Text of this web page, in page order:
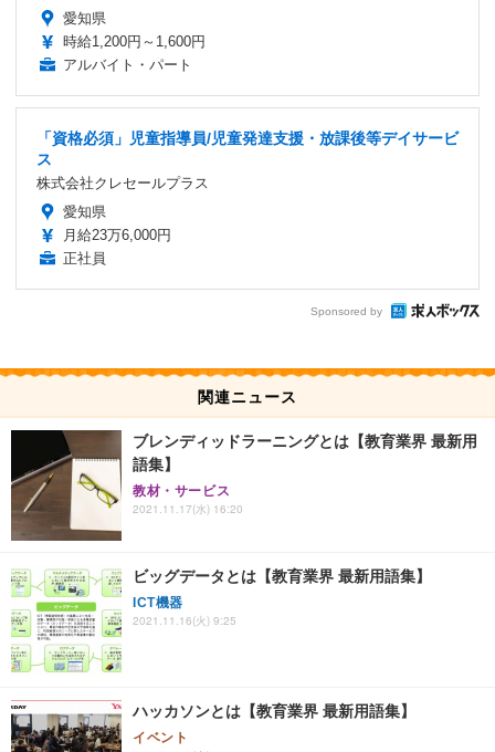
愛知県
時給1,200円～1,600円
アルバイト・パート
「資格必須」児童指導員/児童発達支援・放課後等デイサービ
ス
株式会社クレセールプラス
愛知県
月給23万6,000円
正社員
Sponsored by
関連ニュース
ブレンディッドラーニングとは【教育業界 最新用
語集】
教材・サービス
2021.11.17(水) 16:20
ビッグデータとは【教育業界 最新用語集】
ICT機器
2021.11.16(火) 9:25
ハッカソンとは【教育業界 最新用語集】
イベント